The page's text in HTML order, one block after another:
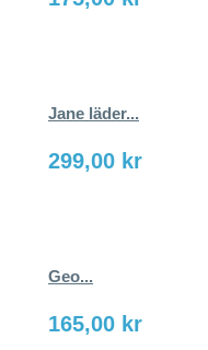
Jane läder...
299,00 kr
Geo...
165,00 kr